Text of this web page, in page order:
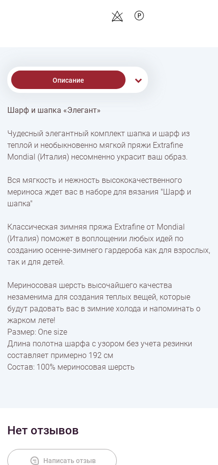
Описание
% Скидки
Доставка
Оплата
Шарф и шапка «Элегант»
Чудесный элегантный комплект шапка и шарф из
теплой и необыкновенно мягкой пряжи Extrafine
Mondial (Италия) несомненно украсит ваш образ.
Вся мягкость и нежность высококачественного
мериноса ждет вас в наборе для вязания "Шарф и
шапка"
Классическая зимняя пряжа Extrafine от Mondial
(Италия) поможет в воплощении любых идей по
созданию осенне-зимнего гардероба как для взрослых,
так и для детей.
Мериносовая шерсть высочайшего качества
незаменима для создания теплых вещей, которые
будут радовать вас в зимние холода и напоминать о
жарком лете!
Размер: One size
Длина полотна шарфа с узором без учета резинки
составляет примерно 192 см
Состав: 100% мериносовая шерсть
Нет отзывов
Написать отзыв